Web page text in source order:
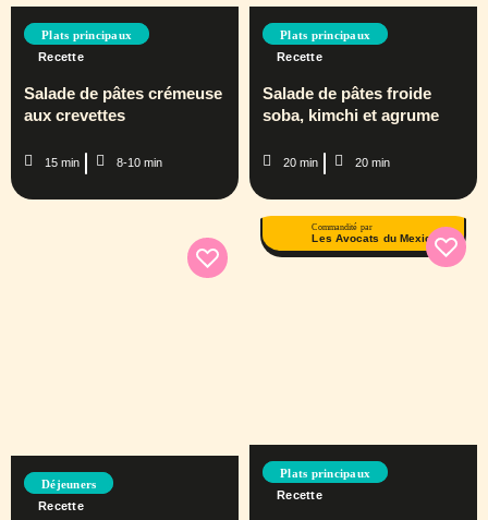
Plats principaux
Recette
Salade de pâtes crémeuse
aux crevettes
15 min 8-10 min
Plats principaux
Recette
Salade de pâtes froide
soba, kimchi et agrume
20 min 20 min
Déjeuners
Recette
Commandité par
Les Avocats du Mexique
Plats principaux
Recette